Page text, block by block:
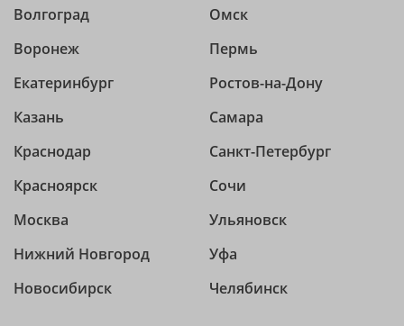
Волгоград
Воронеж
Екатеринбург
Казань
Краснодар
Красноярск
Москва
Нижний Новгород
Новосибирск
Омск
Пермь
Ростов-на-Дону
Самара
Санкт-Петербург
Сочи
Ульяновск
Уфа
Челябинск